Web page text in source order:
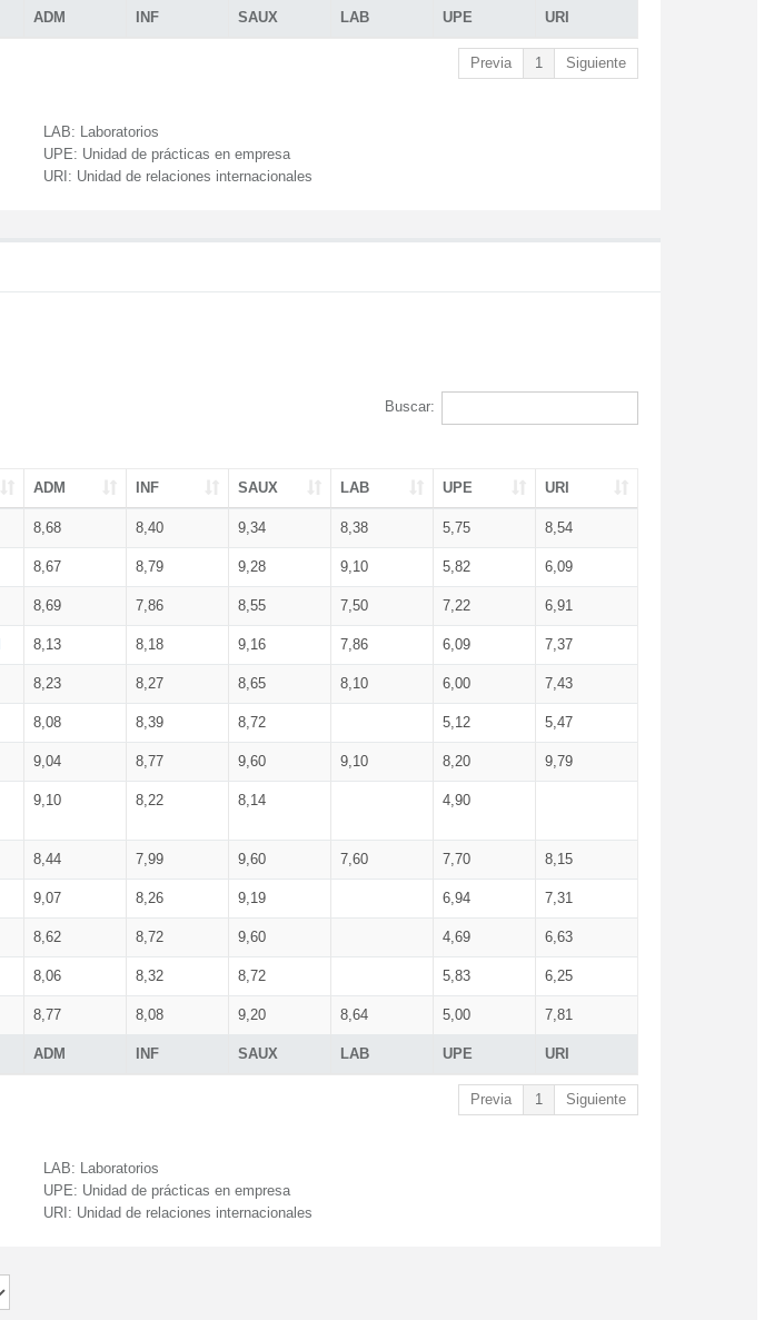
ADM INF SAUX LAB UPE URI
Previa 1 Siguiente
LAB: Laboratorios
UPE: Unidad de prácticas en empresa
URI: Unidad de relaciones internacionales
Buscar:
ADM INF SAUX LAB UPE URI
ADM INF SAUX LAB UPE URI
8,68 8,40 9,34 8,38 5,75 8,54
8,67 8,79 9,28 9,10 5,82 6,09
8,69 7,86 8,55 7,50 7,22 6,91
8,13 8,18 9,16 7,86 6,09 7,37
8,23 8,27 8,65 8,10 6,00 7,43
8,08 8,39 8,72 5,12 5,47
9,04 8,77 9,60 9,10 8,20 9,79
9,10 8,22 8,14 4,90
8,44 7,99 9,60 7,60 7,70 8,15
9,07 8,26 9,19 6,94 7,31
8,62 8,72 9,60 4,69 6,63
8,06 8,32 8,72 5,83 6,25
8,77 8,08 9,20 8,64 5,00 7,81
Previa 1 Siguiente
LAB: Laboratorios
UPE: Unidad de prácticas en empresa
URI: Unidad de relaciones internacionales